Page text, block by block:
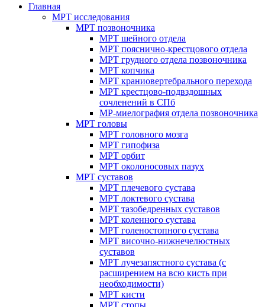
Главная
МРТ исследования
МРТ позвоночника
МРТ шейного отдела
МРТ пояснично-крестцового отдела
МРТ грудного отдела позвоночника
МРТ копчика
МРТ краниовертебрального перехода
МРТ крестцово-подвздошных
сочленений в СПб
МР-миелография отдела позвоночника
МРТ головы
МРТ головного мозга
МРТ гипофиза
МРТ орбит
МРТ околоносовых пазух
МРТ суставов
МРТ плечевого сустава
МРТ локтевого сустава
МРТ тазобедренных суставов
МРТ коленного сустава
МРТ голеностопного сустава
МРТ височно-нижнечелюстных
суставов
МРТ лучезапястного сустава (с
расширением на всю кисть при
необходимости)
МРТ кисти
МРТ стопы